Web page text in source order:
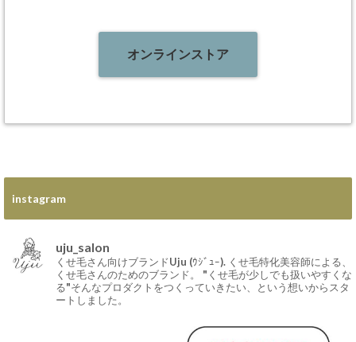
オンラインストア
instagram
uju_salon
くせ毛さん向けブランドUju (ｳｼﾞｭｰ). くせ毛特化美容師による、
くせ毛さんのためのブランド。
"くせ毛が少しでも扱いやすくな
る"そんなプロダクトをつくっていきたい、という想いからスタ
ートしました。